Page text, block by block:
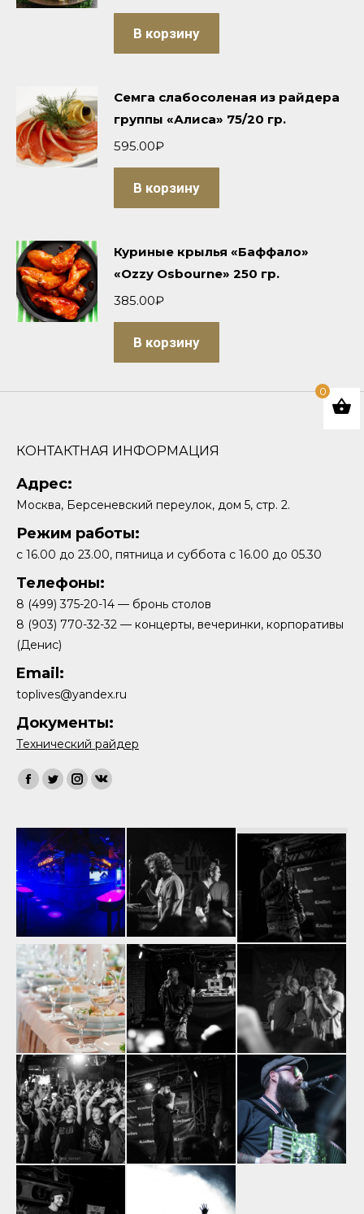
В корзину
Семга слабосоленая из райдера
группы «Алиса» 75/20 гр.
595.00₽
В корзину
Куриные крылья «Баффало»
«Ozzy Osbourne» 250 гр.
385.00₽
В корзину
КОНТАКТНАЯ ИНФОРМАЦИЯ
Адрес:
Москва, Берсеневский переулок, дом 5, стр. 2.
Режим работы:
с 16.00 до 23.00, пятница и суббота с 16.00 до 05.30
Телефоны:
8 (499) 375-20-14 — бронь столов
8 (903) 770-32-32 — концерты, вечеринки, корпоративы
(Денис)
Email:
toplives@yandex.ru
Документы:
Технический райдер
Найдите нас:
Facebook
TwitterInstagramВконтакте
0